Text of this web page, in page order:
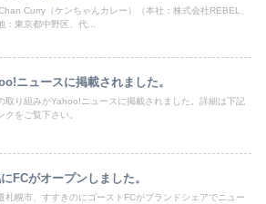
Curry（ケンちゃんカレー）（本社：株式会社REBEL、
：東京都中野区、代...
ニュースに掲載されました。
取り組みがYahoo!ニュースに掲載されました。詳細は下記
クをご覧下さい。
FCがオープンしました。
札幌市、すすきのにゴーストFCがブランドシェアでニュー